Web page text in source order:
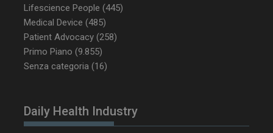
Lifescience People (445)
Medical Device (485)
Patient Advocacy (258)
Primo Piano (9.855)
Senza categoria (16)
Daily Health Industry
tracking-sites-
ironfish-tracking-
enable